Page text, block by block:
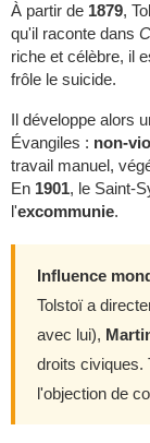
À partir de 1879,
qu'il raconte dans
riche et célèbre, il
frôle le suicide.
Il développe alors
Évangiles : non-
travail manuel,
En 1901, le Saint-
l'excommunie.
Influence
Tolstoï a
avec lui),
droits civiques.
l'objection de